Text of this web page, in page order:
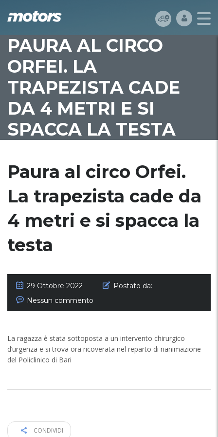
PAURA AL CIRCO
ORFEI. LA
TRAPEZISTA CADE
DA 4 METRI E SI
SPACCA LA TESTA
Paura al circo Orfei.
La trapezista cade da
4 metri e si spacca la
testa
29 Ottobre 2022
Postato da:
Nessun commento
La ragazza è stata sottoposta a un intervento chirurgico
d’urgenza e si trova ora ricoverata nel reparto di rianimazione
del Policlinico di Bari
CONDIVIDI